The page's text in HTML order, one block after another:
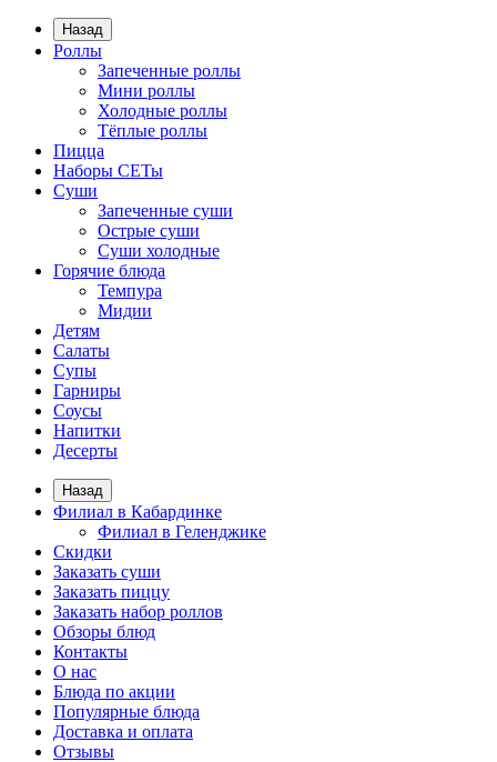
Назад
Роллы
Запеченные роллы
Мини роллы
Холодные роллы
Тёплые роллы
Пицца
Наборы СЕТы
Суши
Запеченные суши
Острые суши
Суши холодные
Горячие блюда
Темпура
Мидии
Детям
Салаты
Супы
Гарниры
Соусы
Напитки
Десерты
Назад
Филиал в Кабардинке
Филиал в Геленджике
Скидки
Заказать суши
Заказать пиццу
Заказать набор роллов
Обзоры блюд
Контакты
О нас
Блюда по акции
Популярные блюда
Доставка и оплата
Отзывы